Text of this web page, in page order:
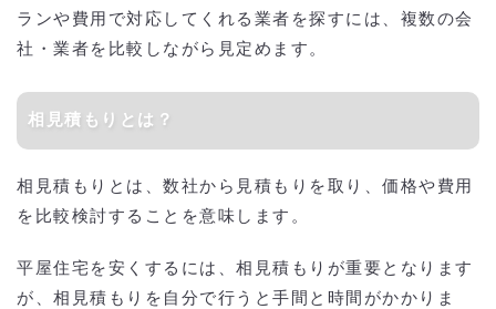
ランや費用で対応してくれる業者を探すには、複数の会
社・業者を比較しながら見定めます。
相見積もりとは？
相見積もりとは、数社から見積もりを取り、価格や費用
を比較検討することを意味します。
平屋住宅を安くするには、相見積もりが重要となります
が、相見積もりを自分で行うと手間と時間がかかりま